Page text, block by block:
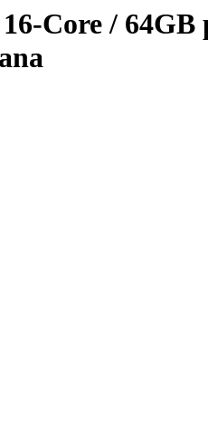
Core / 64GB